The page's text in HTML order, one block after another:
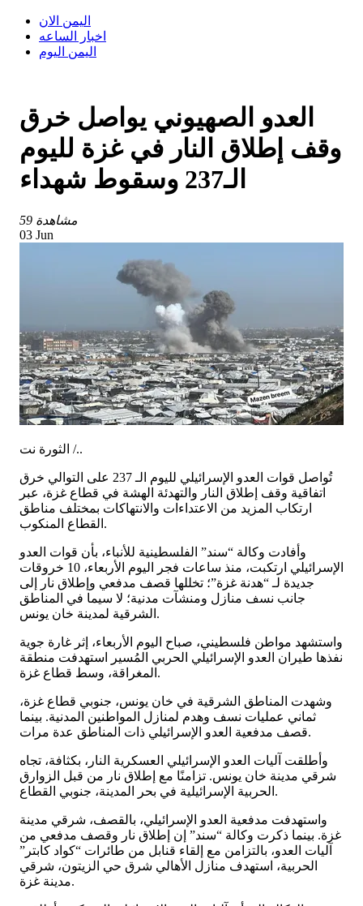
اليمن الان
اخبار الساعه
اليمن اليوم
العدو الصهيوني يواصل خرق
وقف إطلاق النار في غزة لليوم
الـ237 وسقوط شهداء
59 مشاهدة
03 Jun
الثورة نت /..
تُواصل قوات العدو الإسرائيلي لليوم الـ 237 على التوالي خرق
اتفاقية وقف إطلاق النار والتهدئة الهشة في قطاع غزة، عبر
ارتكاب المزيد من الاعتداءات والانتهاكات بمختلف مناطق
القطاع المنكوب.
وأفادت وكالة “سند” الفلسطينية للأنباء، بأن قوات العدو
الإسرائيلي ارتكبت، منذ ساعات فجر اليوم الأربعاء، 10 خروقات
جديدة لـ “هدنة غزة”؛ تخللها قصف مدفعي وإطلاق نار إلى
جانب نسف منازل ومنشآت مدنية؛ لا سيما في المناطق
الشرقية لمدينة خان يونس.
واستشهد مواطن فلسطيني، صباح اليوم الأربعاء، إثر غارة جوية
نفذها طيران العدو الإسرائيلي الحربي المُسير استهدفت منطقة
المغراقة، وسط قطاع غزة.
وشهدت المناطق الشرقية في خان يونس، جنوبي قطاع غزة،
ثماني عمليات نسف وهدم لمنازل المواطنين المدنية. بينما
قصف مدفعية العدو الإسرائيلي ذات المناطق عدة مرات.
وأطلقت آليات العدو الإسرائيلي العسكرية النار، بكثافة، تجاه
شرقي مدينة خان يونس. تزامنًا مع إطلاق نار من قبل الزوارق
الحربية الإسرائيلية في بحر المدينة، جنوبي القطاع.
واستهدفت مدفعية العدو الإسرائيلي، بالقصف، شرقي مدينة
غزة. بينما ذكرت وكالة “سند” إن إطلاق نار وقصف مدفعي من
آليات العدو، بالتزامن مع إلقاء قنابل من طائرات “كواد كابتر”
الحربية، استهدف منازل الأهالي شرق حي الزيتون، شرقي
مدينة غزة.